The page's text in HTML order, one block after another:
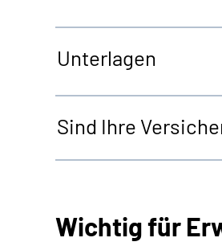
Unterlagen
Sind Ihre
Wichtig für